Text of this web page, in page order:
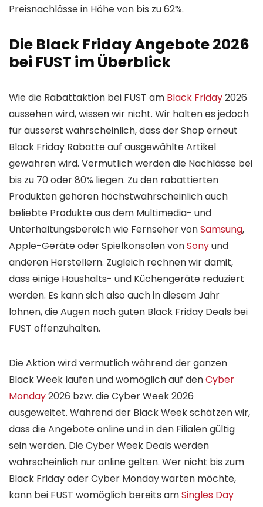
Preisnachlässe in Höhe von bis zu 62%.
Die Black Friday Angebote 2026
bei FUST im Überblick
Wie die Rabattaktion bei FUST am Black Friday2026
aussehen wird, wissen wir nicht. Wir halten es jedoch
für äusserst wahrscheinlich, dass der Shop erneut
Black Friday Rabatte auf ausgewählte Artikel
gewähren wird. Vermutlich werden die Nachlässe bei
bis zu 70 oder 80% liegen. Zu den rabattierten
Produkten gehören höchstwahrscheinlich auch
beliebte Produkte aus dem Multimedia- und
Unterhaltungsbereich wie Fernseher vonSamsung,
Apple-Geräte oder Spielkonsolen vonSonyund
anderen Herstellern. Zugleich rechnen wir damit,
dass einige Haushalts- und Küchengeräte reduziert
werden. Es kann sich also auch in diesem Jahr
lohnen, die Augen nach guten Black Friday Deals bei
FUST offenzuhalten.
Die Aktion wird vermutlich während der ganzen
Black Week laufen und womöglich auf denCyber
Monday2026 bzw. die Cyber Week 2026
ausgeweitet. Während der Black Week schätzen wir,
dass die Angebote online und in den Filialen gültig
sein werden. Die Cyber Week Deals werden
wahrscheinlich nur online gelten. Wer nicht bis zum
Black Friday oder Cyber Monday warten möchte,
kann bei FUST womöglich bereits amSingles Day